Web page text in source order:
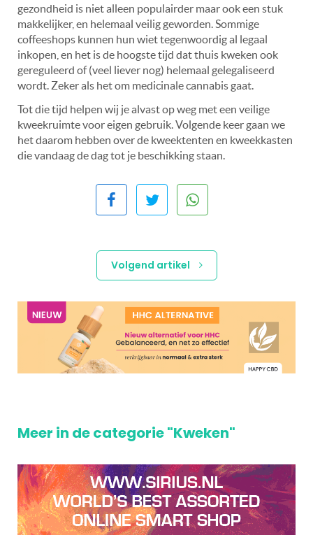
gezondheid is niet alleen populairder maar ook een stuk
makkelijker, en helemaal veilig geworden. Sommige
coffeeshops kunnen hun wiet tegenwoordig al legaal
inkopen, en het is de hoogste tijd dat thuis kweken ook
gereguleerd of (veel liever nog) helemaal gelegaliseerd
wordt. Zeker als het om medicinale cannabis gaat.
Tot die tijd helpen wij je alvast op weg met een veilige
kweekruimte voor eigen gebruik. Volgende keer gaan we
het daarom hebben over de kweektenten en kweekkasten
die vandaag de dag tot je beschikking staan.
Volgend artikel
Meer in de categorie "Kweken"